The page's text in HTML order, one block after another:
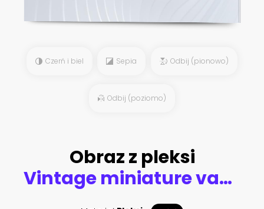
Czerń i biel Sepia Odbij (pionowo)
Odbij (poziomo)
Obraz z pleksi
Vintage miniature van in vintage color tone, travel concept